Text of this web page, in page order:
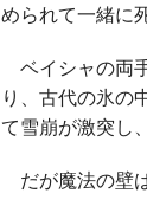
められて一緒に
ベイシャの両
り、古代の氷の
て雪崩が激突し
だが魔法の壁